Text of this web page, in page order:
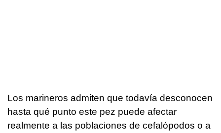
Los marineros admiten que todavía desconocen
hasta qué punto este pez puede afectar
realmente a las poblaciones de cefalópodos o a